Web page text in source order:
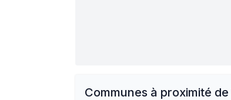
Communes à proximité de